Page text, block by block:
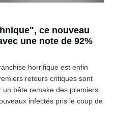
ce nouveau
une note de 92%
horrifique est enfin
retours critiques sont
bête remake des premiers
infectés pris le coup de